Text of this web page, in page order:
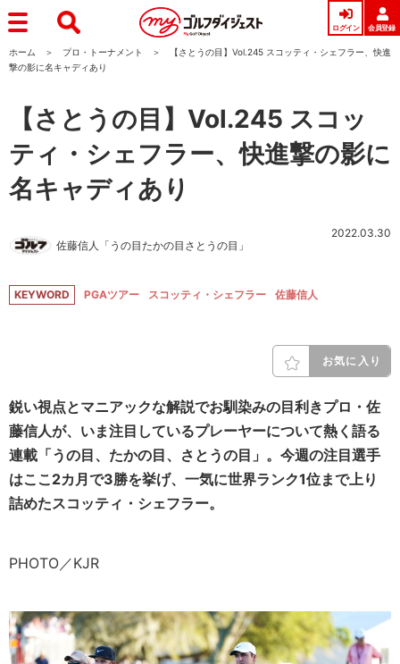
ログイン 会員登録
ホーム プロ・トーナメント
【さとうの目】Vol.245 スコッティ・シェフラー、快進
撃の影に名キャディあり
【さとうの目】Vol.245 スコッ
ティ・シェフラー、快進撃の影に
名キャディあり
佐藤信人「うの目たかの目さとうの目」
2022.03.30
KEYWORD PGAツアー スコッティ・シェフラー 佐藤信人
お気に入り
鋭い視点とマニアックな解説でお馴染みの目利きプロ・佐
藤信人が、いま注目しているプレーヤーについて熱く語る
連載「うの目、たかの目、さとうの目」。今週の注目選手
はここ2カ月で3勝を挙げ、一気に世界ランク1位まで上り
詰めたスコッティ・シェフラー。
PHOTO／KJR